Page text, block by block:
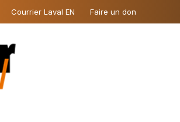
Courrier Laval EN Faire un don